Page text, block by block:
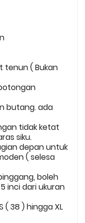
tenun ( Bukan
butang. ada
tidak ketat
siku.
depan untuk
( selesa
boleh
inci dari ukuran
38 ) hingga XL